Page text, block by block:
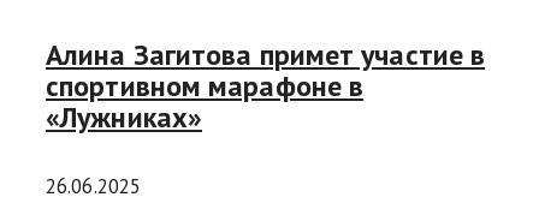
Алина Загитова примет участие в
спортивном марафоне в
«Лужниках»
26.06.2025